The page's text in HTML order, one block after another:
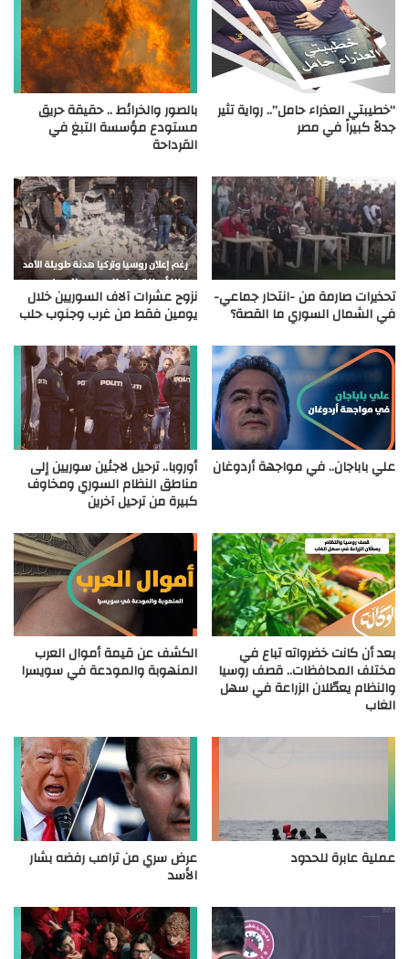
“خطيبتي العذراء حامل”.. رواية تثير
جدلاً كبيراً في مصر
بالصور والخرائط .. حقيقة حريق
مستودع مؤسسة التبغ في
القرداحة
تحذيرات صارمة من -انتحار جماعي-
في الشمال السوري ما القصة؟
نزوح عشرات آلاف السوريين خلال
يومين فقط من غرب وجنوب حلب
علي باباجان.. في مواجهة أردوغان أوروبا.. ترحيل لاجئين سوريين إلى
مناطق النظام السوري ومخاوف
كبيرة من ترحيل آخرين
بعد أن كانت خضرواته تباع في
مختلف المحافظات.. قصف روسيا
والنظام يعطّلان الزراعة في سهل
الغاب
الكشف عن قيمة أموال العرب
المنهوبة والمودعة في سويسرا
عملية عابرة للحدود عرض سري من ترامب رفضه بشار
الأسد